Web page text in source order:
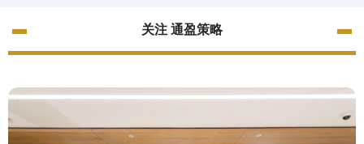
关注 通盈策略